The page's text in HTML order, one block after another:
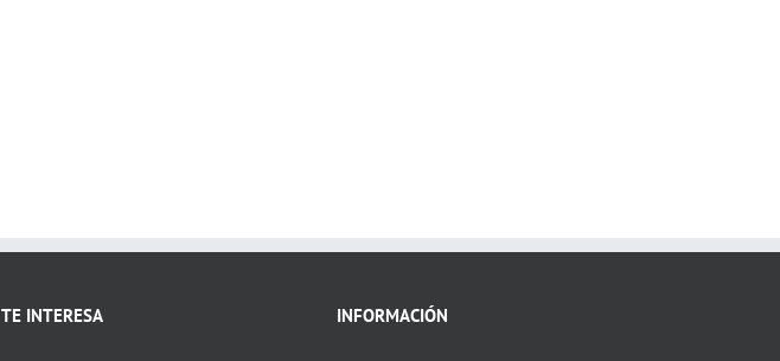
TE INTERESA INFORMACIÓN